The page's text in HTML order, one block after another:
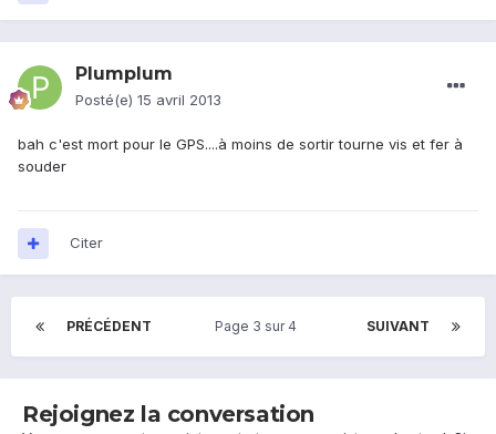
Plumplum
Posté(e) 15 avril 2013
bah c'est mort pour le GPS....à moins de sortir tourne vis et fer à
souder
Citer
PRÉCÉDENT SUIVANT
Page 3 sur 4
Rejoignez la conversation